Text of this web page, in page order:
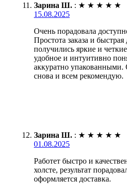
Зарина Ш. : ★ ★ ★ ★ ★
15.08.2025
Очень порадовала
Простота заказа и
получились яркие и
удобное и интуитивно
аккуратно упакованными.
снова и всем рекомендую.
Зарина Ш. : ★ ★ ★ ★ ★
01.08.2025
Работет быстро и
холсте, результат
оформляется доставка.